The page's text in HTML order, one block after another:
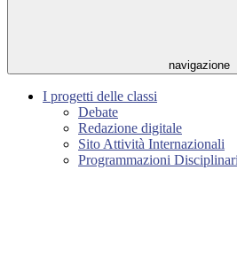
navigazione
I progetti delle classi
Debate
Redazione digitale
Sito Attività Internazionali
Programmazioni